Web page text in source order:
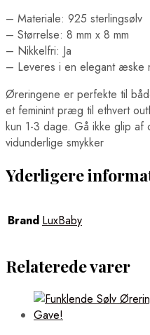
– Materiale: 925 sterlingsølv
– Størrelse: 8 mm x 8 mm
– Nikkelfri: Ja
– Leveres i en elegant æske
Øreringene er perfekte til
et feminint præg til ethvert
kun 1-3 dage. Gå ikke glip af
vidunderlige smykker
Yderligere
Brand LuxBaby
Relaterede varer